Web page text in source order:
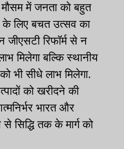
मौसम में जनता को बहुत
के लिए बचत उत्सव का
रिफॉर्म से न
मिलेगा बल्कि स्थानीय
भी सीधे लाभ मिलेगा.
को खरीदने की
भारत और
सिद्धि तक के मार्ग को